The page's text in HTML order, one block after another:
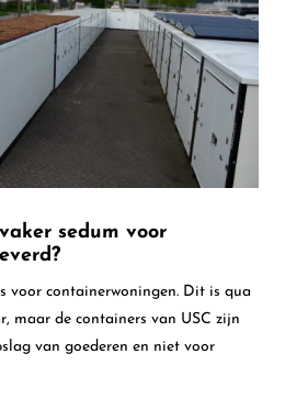
sedum voor
voor containerwoningen. Dit is qua
maar de containers van USC zijn
van goederen en niet voor